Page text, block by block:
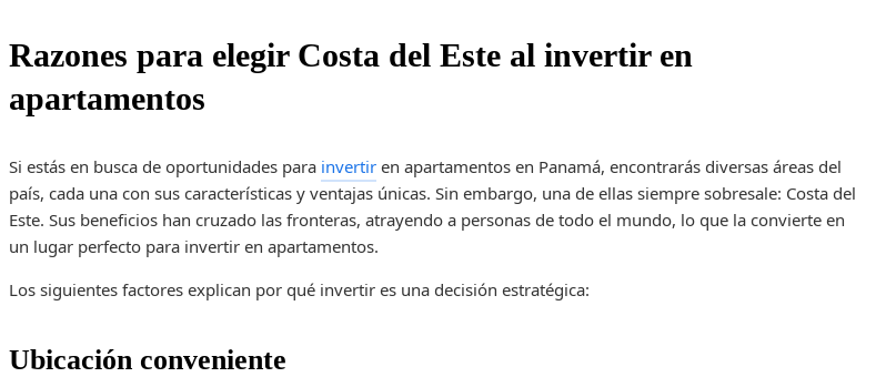
Razones para elegir Costa del Este al invertir en
apartamentos
Si estás en busca de oportunidades para invertir en apartamentos en Panamá, encontrarás diversas áreas del
país, cada una con sus características y ventajas únicas. Sin embargo, una de ellas siempre sobresale: Costa del
Este. Sus beneficios han cruzado las fronteras, atrayendo a personas de todo el mundo, lo que la convierte en
un lugar perfecto para invertir en apartamentos.
Los siguientes factores explican por qué invertir es una decisión estratégica:
Ubicación conveniente